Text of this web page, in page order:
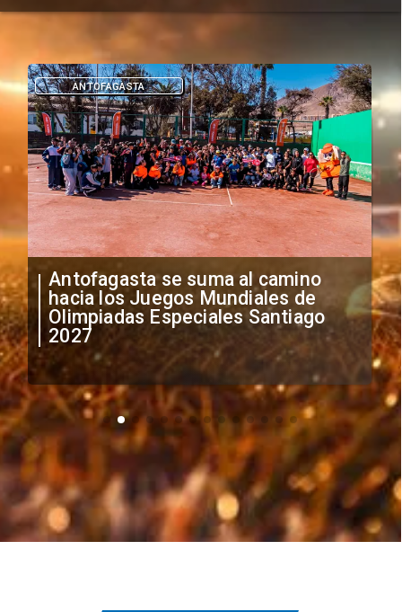
"Falta de profesionalismo": Sifup
anuncia medidas por situación
irregular de futbolistas
extranjeros
DEPORTES